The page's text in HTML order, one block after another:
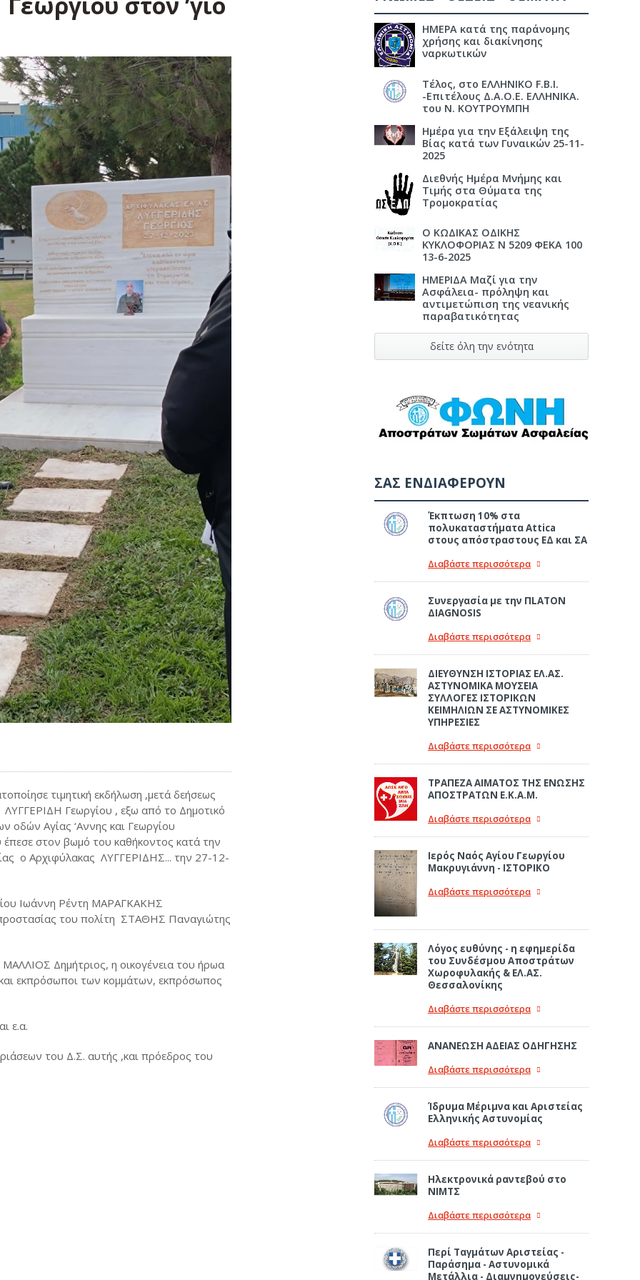
τιμητική εκδήλωση ,μετά δεήσεως
Γεωργίου , εξω από το Δημοτικό
Αγίας ‘Αννης και Γεωργίου
στον βωμό του καθήκοντος κατά την
ο Αρχιφύλακας ΛΥΓΓΕΡΙΔΗΣ... την 27-12-
Ιωάννη Ρέντη ΜΑΡΑΓΚΑΚΗΣ
του πολίτη ΣΤΑΘΗΣ Παναγιώτης
Δημήτριος, η οικογένεια του ήρωα
εκπρόσωποι των κομμάτων, εκπρόσωπος
ε.α.
του Δ.Σ. αυτής ,και πρόεδρος του
ΗΜΕΡΑ κατά της παράνομης
χρήσης και διακίνησης
ναρκωτικών
Τέλος, στο ΕΛΛΗΝΙΚΟ F.B.I.
-Επιτέλους Δ.Α.Ο.Ε. ΕΛΛΗΝΙΚΑ.
του Ν. ΚΟΥΤΡΟΥΜΠΗ
Ημέρα για την Εξάλειψη της
Βίας κατά των Γυναικών 25-11-
2025
Διεθνής Ημέρα Μνήμης και
Τιμής στα Θύματα της
Τρομοκρατίας
Ο ΚΩΔΙΚΑΣ ΟΔΙΚΗΣ
ΚΥΚΛΟΦΟΡΙΑΣ Ν 5209 ΦΕΚΑ 100
13-6-2025
ΗΜΕΡΙΔΑ Μαζί για την
Ασφάλεια- πρόληψη και
αντιμετώπιση της νεανικής
παραβατικότητας
δείτε όλη την ενότητα
ΣΑΣ ΕΝΔΙΑΦΕΡΟΥΝ
Έκπτωση 10% στα
πολυκαταστήματα Attica
στους απόστραστους ΕΔ και ΣΑ
Διαβάστε περισσότερα
Συνεργασία με την ΠLATON
ΔIAGNOSIS
Διαβάστε περισσότερα
ΔΙΕΥΘΥΝΣΗ ΙΣΤΟΡΙΑΣ ΕΛ.ΑΣ.
ΑΣΤΥΝΟΜΙΚΑ ΜΟΥΣΕΙΑ
ΣΥΛΛΟΓΕΣ ΙΣΤΟΡΙΚΩΝ
ΚΕΙΜΗΛΙΩΝ ΣΕ ΑΣΤΥΝΟΜΙΚΕΣ
ΥΠΗΡΕΣΙΕΣ
Διαβάστε περισσότερα
ΤΡΑΠΕΖΑ ΑΙΜΑΤΟΣ ΤΗΣ ΕΝΩΣΗΣ
ΑΠΟΣΤΡΑΤΩΝ Ε.Κ.Α.Μ.
Διαβάστε περισσότερα
Ιερός Ναός Αγίου Γεωργίου
Μακρυγιάννη - ΙΣΤΟΡΙΚΟ
Διαβάστε περισσότερα
Λόγος ευθύνης - η εφημερίδα
του Συνδέσμου Αποστράτων
Χωροφυλακής & ΕΛ.ΑΣ.
Θεσσαλονίκης
Διαβάστε περισσότερα
ΑΝΑΝΕΩΣΗ ΑΔΕΙΑΣ ΟΔΗΓΗΣΗΣ
Διαβάστε περισσότερα
Ίδρυμα Μέριμνα και Αριστείας
Ελληνικής Αστυνομίας
Διαβάστε περισσότερα
Ηλεκτρονικά ραντεβού στο
ΝΙΜΤΣ
Διαβάστε περισσότερα
Περί Ταγμάτων Αριστείας -
Παράσημα - Αστυνομικά
Μετάλλια - Διαμνημονεύσεις-